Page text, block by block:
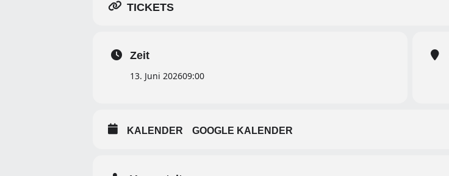
TICKETS
Zeit
13. Juni 202609:00
KALENDER GOOGLE KALENDER